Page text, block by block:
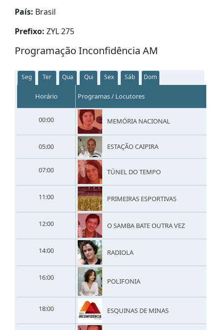
País: Brasil
Prefixo: ZYL 275
Programação Inconfidência AM
Seg Ter Qua Qui Sex Sáb Dom
Horário Programas / Locutores
00:00 MEMÓRIA NACIONAL
05:00 ESTAÇÃO CAIPIRA
07:00 TÚNEL DO TEMPO
11:00 PRIMEIRAS ESPORTIVAS
12:00 O SAMBA BATE OUTRA VEZ
14:00 RADIOLA
16:00 POLIFONIA
18:00 ESQUINAS DE MINAS